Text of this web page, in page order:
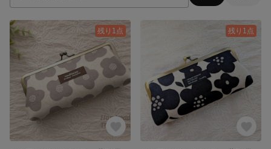
残り1点 残り1点